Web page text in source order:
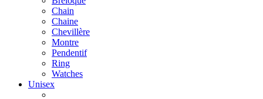
Chain
Chaine
Chevillère
Montre
Pendentif
Ring
Watches
Unisex